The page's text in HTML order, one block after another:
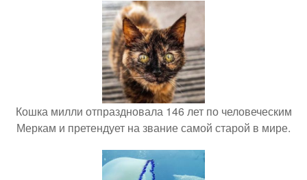
Кошка милли отпраздновала 146 лет по человеческим
Меркам и претендует на звание самой старой в мире.